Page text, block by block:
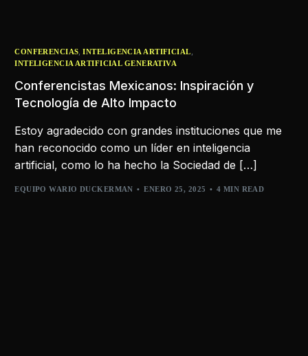
CONFERENCIAS,INTELIGENCIA ARTIFICIAL,
INTELIGENCIA ARTIFICIAL GENERATIVA
Conferencistas Mexicanos: Inspiración y
Tecnología de Alto Impacto
Estoy agradecido con grandes instituciones que me
han reconocido como un líder en inteligencia
artificial, como lo ha hecho la Sociedad de […]
EQUIPO WARIO DUCKERMAN ENERO 25, 2025 4 MIN READ